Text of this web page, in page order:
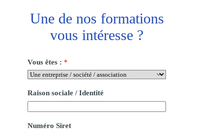
Une de nos formations
vous intéresse ?
Vous êtes : *
Raison sociale / Identité
Numéro Siret